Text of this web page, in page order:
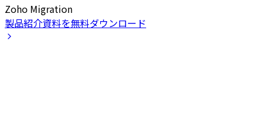
Zoho Migration
製品紹介資料を無料ダウンロード